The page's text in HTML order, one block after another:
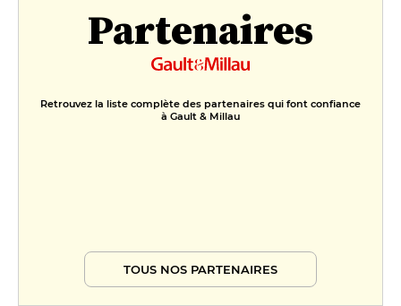
Partenaires
Retrouvez la liste complète des partenaires qui font confiance
à Gault & Millau
TOUS NOS PARTENAIRES